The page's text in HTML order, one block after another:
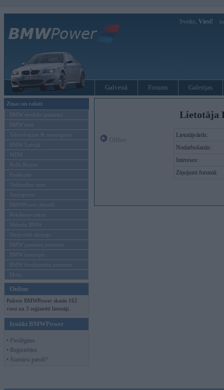
Sveiks, Viesi!
Galvenā Forums Galerijas
Ziņas un raksti
BMW modeļu jaunumi
BMW testi
Tehnoloģijas & sasniegumi
BMW Latvijā
MINI
Rolls-Royce
Pasākumi
Vadāmības tests
Autosports
BMWPower aktuāli
Reklāmas raksti
Mēneša BMW
Sērijveida tūnings
BMW pasaules jaunumi
BMW koncepti
BMW konkurentu jaunumi
Moto
Online
Pašreiz BMWPower skatās 162
viesi un 3 reģistrēti lietotāji.
Ienākt BMWPower
• Pieslēgties
• Reģistrēties
• Aizmirsi paroli?
Lietotāja
Lietotājvārds:
Nodarbošanās:
Intereses:
Ziņojumi forumā: